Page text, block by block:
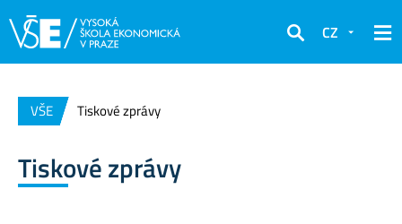
Hledat
CZ
VŠE Tiskové zprávy
Tiskové zprávy